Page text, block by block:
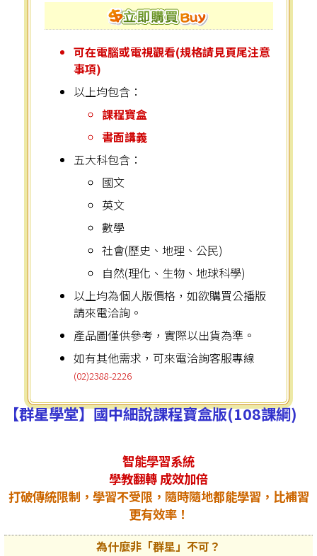
可在電腦或電視觀看(規格請見頁尾注意
事項)
以上均包含：
課程寶盒
書面講義
五大科包含：
國文
英文
數學
社會(歷史、地理、公民)
自然(理化、生物、地球科學)
以上均為個人版價格，如欲購買公播版
請來電洽詢。
產品圖僅供參考，實際以出貨為準。
如有其他需求，可來電洽詢客服專線
(02)2388-2226
【群星學堂】國中細說課程寶盒版(108課綱)
智能學習系統
學教翻轉 成效加倍
打破傳統限制，學習不受限，隨時隨地都能學習，比補習
更有效率！
為什麼非「群星」不可？